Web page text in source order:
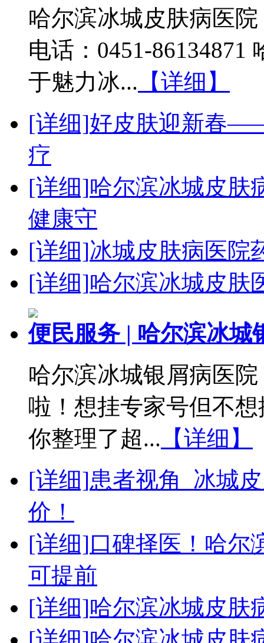
哈尔滨冰城皮肤病医
电话：0451-86134871
于魅力冰... 【详细】
[详细]好皮肤迎新春
疗
[详细]哈尔滨冰城皮肤
健康守
[详细]冰城皮肤病医院
[详细]哈尔滨冰城皮肤
便民服务 | 哈尔滨冰城
哈尔滨冰城银屑病医
啦！想挂专家号但不
你整理了超... 【详细】
[详细]患者视角_冰城
价！
[详细]口碑择医！哈尔
可提前
[详细]哈尔滨冰城皮肤